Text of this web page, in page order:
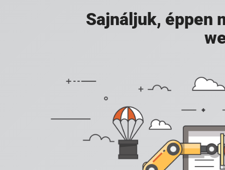
Sajnáljuk, éppen